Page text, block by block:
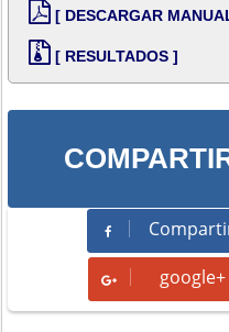
[ DESCARGAR
[ RESULTADOS ]
Compartir
google+